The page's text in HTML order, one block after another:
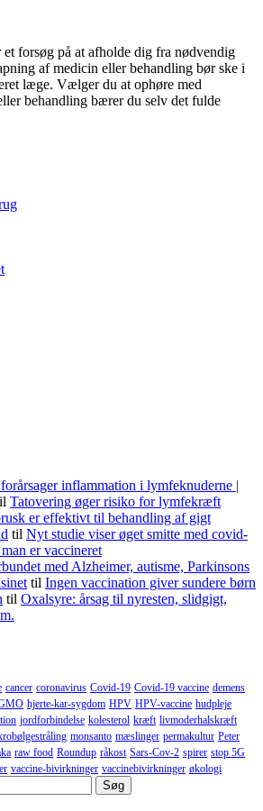
et forsøg på at afholde dig fra nødvendig
af medicin eller behandling bør ske i
læge. Vælger du at ophøre med
behandling bærer du selv det fulde
inflammation i lymfeknuderne |
Tatovering øger risiko for lymfekræft
er effektivt til behandling af gigt
til Nyt studie viser øget smitte med covid-
er vaccineret
med Alzheimer, autisme, Parkinsons
til Ingen vaccination giver sundere børn
til Oxalsyre: årsag til nyresten, slidgigt,
cancer coronavirus Covid-19 Covid-19 vaccine demens
hjerte-kar-sygdom HPV HPV-vaccine hudpleje
jordforbindelse kolesterol kræft livmoderhalskræft
monsanto mæslinger permakultur Peter
raw food Roundup råkost Sars-Cov-2 spirer stop 5G
vaccine-bivirkninger vaccinebivirkninger økologi